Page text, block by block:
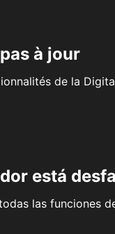
à jour
de la
está
las funciones